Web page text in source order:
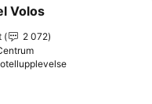
i Mina Favoriter
Volos
2 072
Se priser